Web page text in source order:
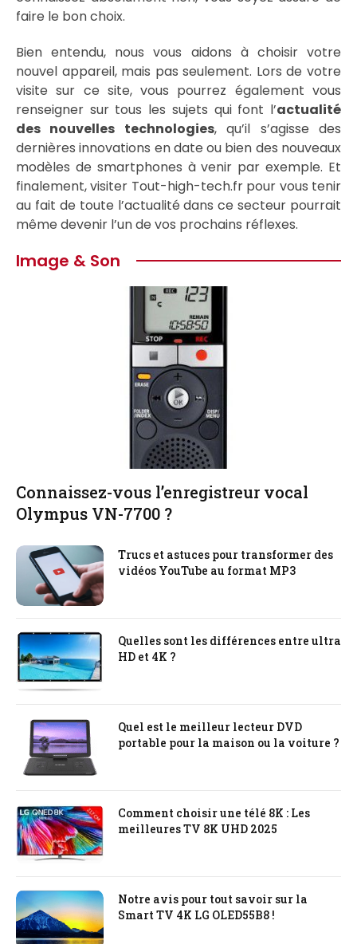
faire le bon choix.
Bien entendu, nous vous aidons à choisir votre
nouvel appareil, mais pas seulement. Lors de votre
visite sur ce site, vous pourrez également vous
renseigner sur tous les sujets qui font l’actualité
des nouvelles technologies, qu’il s’agisse des
dernières innovations en date ou bien des nouveaux
modèles de smartphones à venir par exemple. Et
finalement, visiter Tout-high-tech.fr pour vous tenir
au fait de toute l’actualité dans ce secteur pourrait
même devenir l’un de vos prochains réflexes.
Image & Son
Connaissez-vous l’enregistreur vocal
Olympus VN-7700 ?
Trucs et astuces pour transformer des
vidéos YouTube au format MP3
Quelles sont les différences entre ultra
HD et 4K ?
Quel est le meilleur lecteur DVD
portable pour la maison ou la voiture ?
Comment choisir une télé 8K : Les
meilleures TV 8K UHD 2025
Notre avis pour tout savoir sur la
Smart TV 4K LG OLED55B8 !